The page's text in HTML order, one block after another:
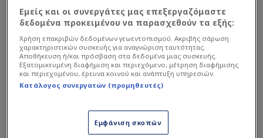
Παρακαλούμε κάνε νέα αναζήτηση.
Εμείς και οι συνεργάτες μας επεξεργαζόμαστε
δεδομένα προκειμένου να παρασχεθούν τα εξής:
Χρήση επακριβών δεδομένων γεωεντοπισμού. Ακριβής σάρωση
χαρακτηριστικών συσκευής για αναγνώριση ταυτότητας.
Αποθήκευση ή/και πρόσβαση στα δεδομένα μιας συσκευής.
Εξατομικευμένη διαφήμιση και περιεχόμενο, μέτρηση διαφήμισης
και περιεχομένου, έρευνα κοινού και ανάπτυξη υπηρεσιών.
Κατάλογος συνεργατών (προμηθευτές)
Εμφάνιση σκοπών